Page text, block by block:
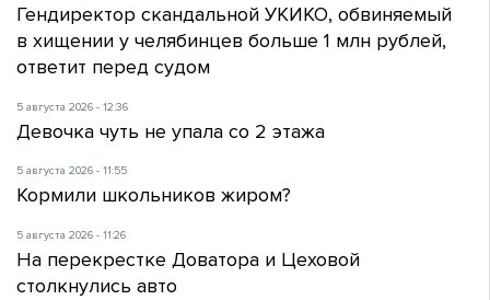
Гендиректор скандальной УКИКО, обвиняемый
в хищении у челябинцев больше 1 млн рублей,
ответит перед судом
5 августа 2026 - 12:36
Девочка чуть не упала со 2 этажа
5 августа 2026 - 11:55
Кормили школьников жиром?
5 августа 2026 - 11:26
На перекрестке Доватора и Цеховой
столкнулись авто